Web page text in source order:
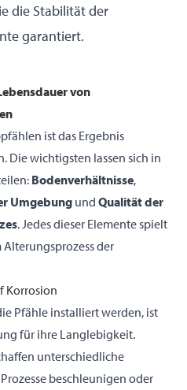
die Stabilität der
garantiert.
von
ist das Ergebnis
Die wichtigsten lassen sich in
Bodenverhältnisse,
Umgebung und Qualität der
. Jedes dieser Elemente spielt
der
Korrosion
Pfähle installiert werden, ist
für ihre Langlebigkeit.
unterschiedliche
beschleunigen oder